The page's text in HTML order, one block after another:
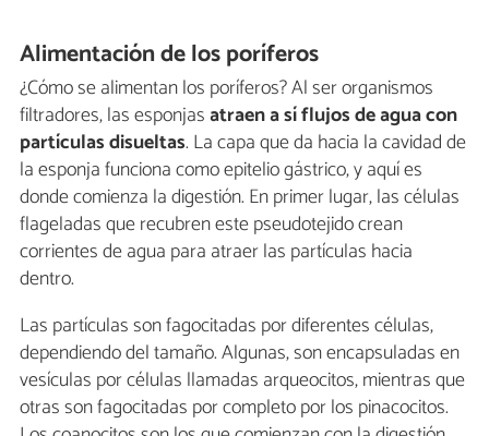
Alimentación de los poríferos
¿Cómo se alimentan los poríferos? Al ser organismos
filtradores, las esponjasatraen a sí flujos de agua con
partículas disueltas. La capa que da hacia la cavidad de
la esponja funciona como epitelio gástrico, y aquí es
donde comienza la digestión. En primer lugar, las células
flageladas que recubren este pseudotejido crean
corrientes de agua para atraer las partículas hacia
dentro.
Las partículas son fagocitadas por diferentes células,
dependiendo del tamaño. Algunas, son encapsuladas en
vesículas por células llamadas arqueocitos, mientras que
otras son fagocitadas por completo por los pinacocitos.